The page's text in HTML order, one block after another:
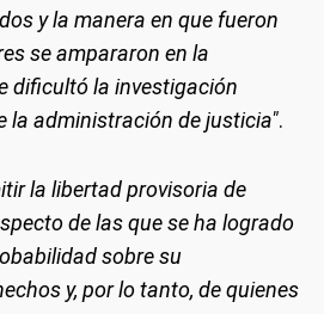
y la manera en que fueron
se ampararon en la
dificultó la investigación
la administración de justicia".
la libertad provisoria de
de las que se ha logrado
sobre su
y, por lo tanto, de quienes